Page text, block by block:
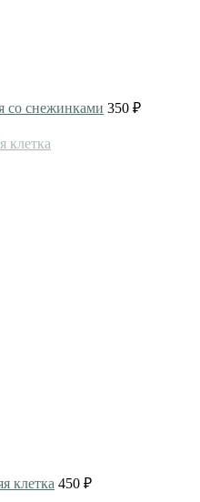
со снежинками 350 ₽
клетка 450 ₽